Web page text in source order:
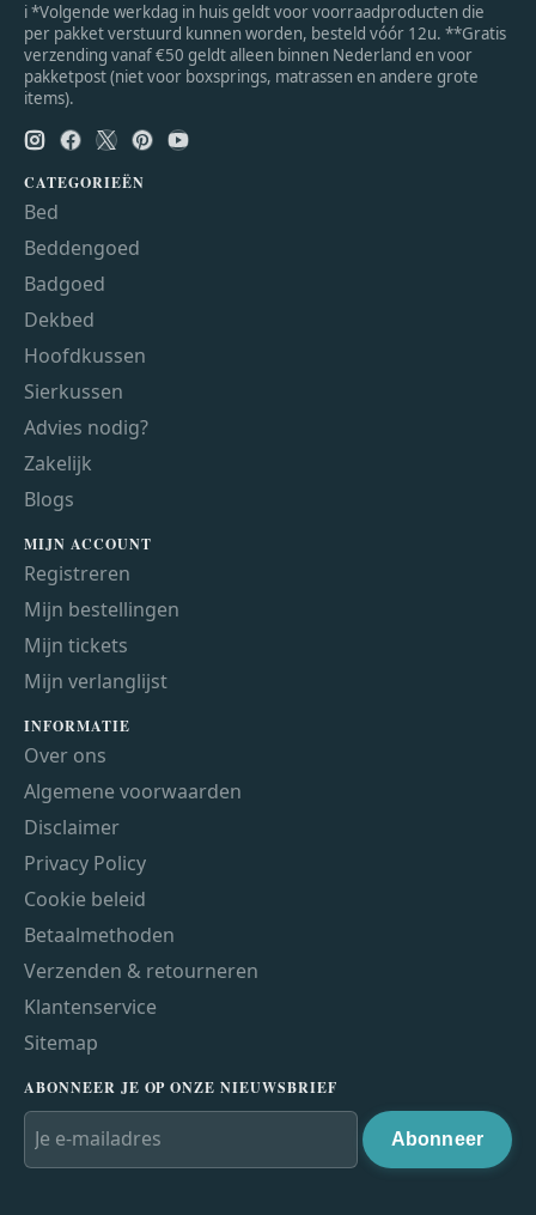
ℹ *Volgende werkdag in huis geldt voor voorraadproducten die
per pakket verstuurd kunnen worden, besteld vóór 12u. **Gratis
verzending vanaf €50 geldt alleen binnen Nederland en voor
pakketpost (niet voor boxsprings, matrassen en andere grote
items).
CATEGORIEËN
Bed
Beddengoed
Badgoed
Dekbed
Hoofdkussen
Sierkussen
Advies nodig?
Zakelijk
Blogs
MIJN ACCOUNT
Registreren
Mijn bestellingen
Mijn tickets
Mijn verlanglijst
INFORMATIE
Over ons
Algemene voorwaarden
Disclaimer
Privacy Policy
Cookie beleid
Betaalmethoden
Verzenden & retourneren
Klantenservice
Sitemap
ABONNEER JE OP ONZE NIEUWSBRIEF
Abonneer